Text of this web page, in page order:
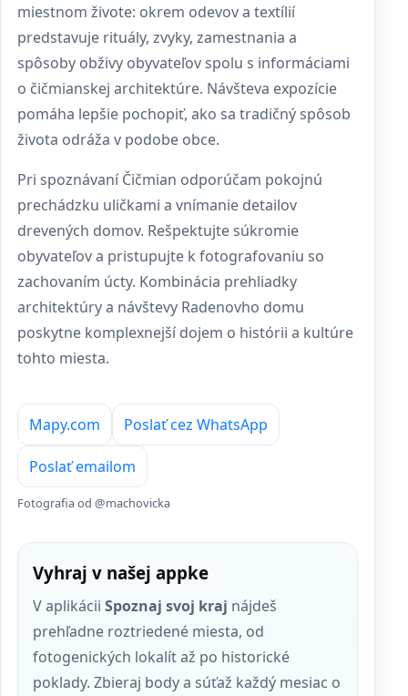
miestnom živote: okrem odevov a textílií
predstavuje rituály, zvyky, zamestnania a
spôsoby obživy obyvateľov spolu s informáciami
o čičmianskej architektúre. Návšteva expozície
pomáha lepšie pochopiť, ako sa tradičný spôsob
života odráža v podobe obce.
Pri spoznávaní Čičmian odporúčam pokojnú
prechádzku uličkami a vnímanie detailov
drevených domov. Rešpektujte súkromie
obyvateľov a pristupujte k fotografovaniu so
zachovaním úcty. Kombinácia prehliadky
architektúry a návštevy Radenovho domu
poskytne komplexnejší dojem o histórii a kultúre
tohto miesta.
Mapy.com Poslať cez WhatsApp
Poslať emailom
Fotografia od @machovicka
Vyhraj v našej appke
V aplikácii Spoznaj svoj kraj nájdeš
prehľadne roztriedené miesta, od
fotogenických lokalít až po historické
poklady. Zbieraj body a súťaž každý mesiac o